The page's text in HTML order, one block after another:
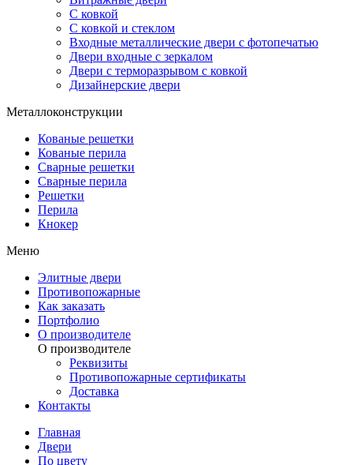
С ковкой
С ковкой и стеклом
Входные металлические двери с фотопечатью
Двери входные с зеркалом
Двери с терморазрывом с ковкой
Дизайнерские двери
Металлоконструкции
Кованые решетки
Кованые перила
Сварные решетки
Сварные перила
Решетки
Перила
Кнокер
Меню
Элитные двери
Противопожарные
Как заказать
Портфолио
О производителе
О производителе
Реквизиты
Противопожарные сертификаты
Доставка
Контакты
Главная
Двери
По цвету